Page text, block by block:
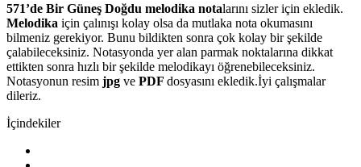
571’de Bir Güneş Doğdu melodika notalarını sizler için ekledik.
Melodika için çalınışı kolay olsa da mutlaka nota okumasını
bilmeniz gerekiyor. Bunu bildikten sonra çok kolay bir şekilde
çalabileceksiniz. Notasyonda yer alan parmak noktalarına dikkat
ettikten sonra hızlı bir şekilde melodikayı öğrenebileceksiniz.
Notasyonun resim jpg ve PDF dosyasını ekledik.İyi çalışmalar
dileriz.
İçindekiler